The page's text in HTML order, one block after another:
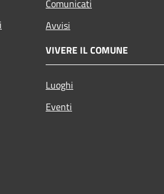
Comunicati
Avvisi
VIVERE IL COMUNE
Luoghi
Eventi